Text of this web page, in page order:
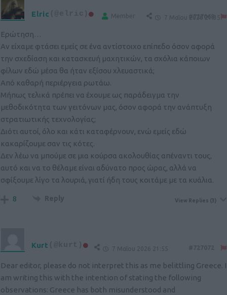
Elric (@elric) Member 7 Μαΐου 2026 21:35
#727068
Ερώτηση…
Αν είχαμε φτάσει εμείς σε ένα αντίστοιχο επίπεδο όσον αφορά
την σχεδίαση και κατασκευή μαχητικών, τα σχόλια κάποιων
φίλων εδώ μέσα θα ήταν εξίσου χλευαστικά;
Από καθαρή περιέργεια ρωτάω.
Μήπως τελικά πρέπει να έχουμε ως παράδειγμα την
μεθοδικότητα των γειτόνων μας, όσον αφορά την ανάπτυξη
στρατιωτικής τεχνολογίας;
Διότι αυτοί, όλο και κάτι καταφέρνουν, ενώ εμείς εδώ
κακαρίζουμε σαν τις κότες.
Δεν λέω να μπούμε σε μια κούρσα ακολουθίας απέναντι τους,
αυτό και να το θέλαμε είναι αδύνατο προς ώρας, αλλά να
σφίξουμε λίγο τα λουριά, γιατί ήδη τους κοιτάμε με τα κυάλια.
8 Reply View Replies (3)
Kurt 7 Μαΐου 2026 21:55
Dear editor, please do not interpret this as me belittling Greece. I
am writing this with the intention of stating the following
observations: Greece has both misunderstood and